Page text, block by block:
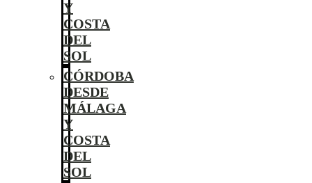
Y
COSTA
DEL
SOL
CÓRDOBA
DESDE
MÁLAGA
Y
COSTA
DEL
SOL